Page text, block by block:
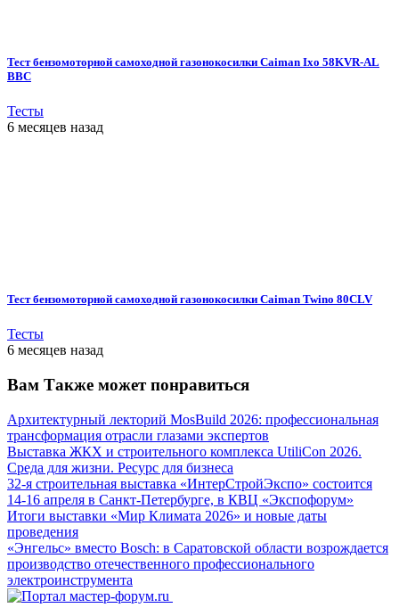
Тест бензомоторной самоходной газонокосилки Caiman Ixo 58KVR-AL
BBC
Тесты
6 месяцев назад
Тест бензомоторной самоходной газонокосилки Caiman Twino 80CLV
Тесты
6 месяцев назад
Вам Также может понравиться
Архитектурный лекторий MosBuild 2026: профессиональная
трансформация отрасли глазами экспертов
Выставка ЖКХ и строительного комплекса UtiliCon 2026.
Среда для жизни. Ресурс для бизнеса
32-я строительная выставка «ИнтерСтройЭкспо» состоится
14-16 апреля в Санкт-Петербурге, в КВЦ «Экспофорум»
Итоги выставки «Мир Климата 2026» и новые даты
проведения
«Энгельс» вместо Bosch: в Саратовской области возрождается
производство отечественного профессионального
электроинструмента